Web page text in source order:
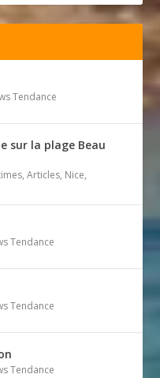
Tendance
sur la plage Beau
,Articles, Nice,
Tendance
Tendance
Tendance